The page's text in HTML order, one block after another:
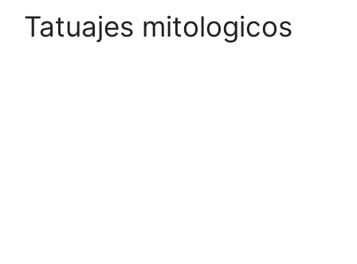
Tatuajes mitologicos